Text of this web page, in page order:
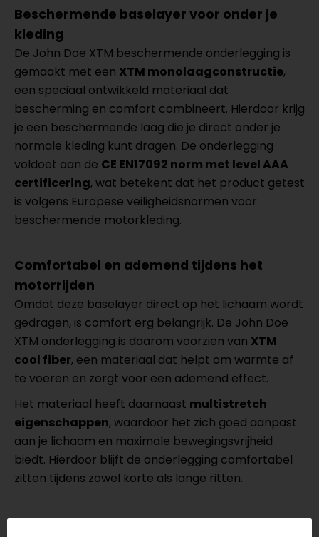
Beschermende baselayer voor onder je
kleding
De John Doe XTM beschermende onderlegging is
gemaakt met een XTM monolaagconstructie,
een speciaal ontwikkeld materiaal dat
bescherming en comfort combineert. Hierdoor krijg
je een beschermende laag die je direct onder je
normale kleding kunt dragen. De onderlegging
voldoet aan de CE EN17092 norm met level AAA
certificering, wat betekent dat het product getest
is volgens Europese veiligheidsnormen voor
beschermende motorkleding.
Comfortabel en ademend tijdens het
motorrijden
Omdat deze baselayer direct op het lichaam wordt
gedragen, is comfort erg belangrijk. De John Doe
XTM onderlegging is daarom voorzien van XTM
cool fiber, een materiaal dat helpt om warmte af
te voeren en zorgt voor een ademend effect.
Het materiaal heeft daarnaast multistretch
eigenschappen, waardoor het zich goed aanpast
aan je lichaam en maximale bewegingsvrijheid
biedt. Hierdoor blijft de onderlegging comfortabel
zitten tijdens zowel korte als lange ritten.
Specificaties van de John Doe XTM